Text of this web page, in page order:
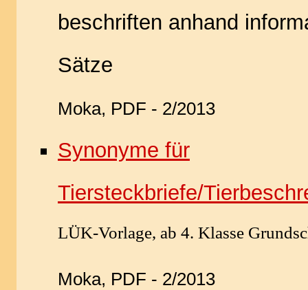
beschriften anhand
Sätze
Moka, PDF - 2/2013
Synonyme für
Tiersteckbriefe/
LÜK-Vorlage, ab 4. Klasse
Moka, PDF - 2/2013